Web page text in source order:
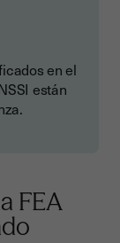
en el
están
FEA